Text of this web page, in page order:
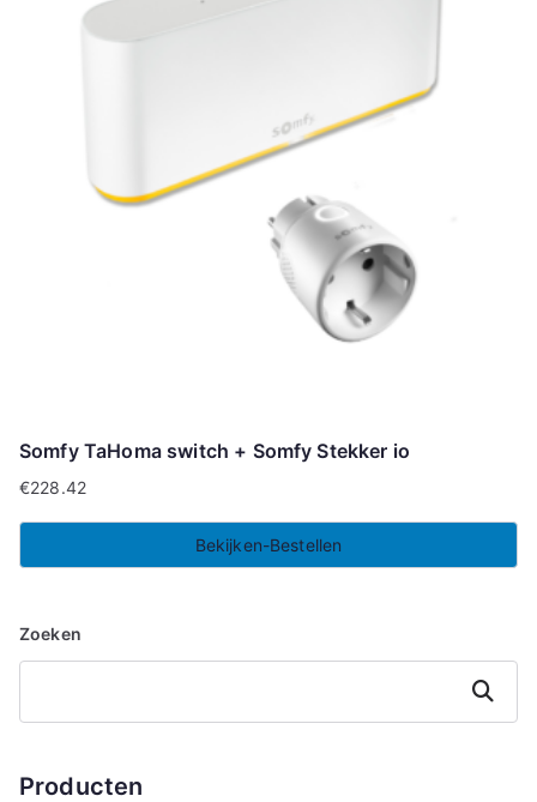
Somfy TaHoma switch + Somfy Stekker io
€228.42
Bekijken-Bestellen
Zoeken
Zoeken
Producten